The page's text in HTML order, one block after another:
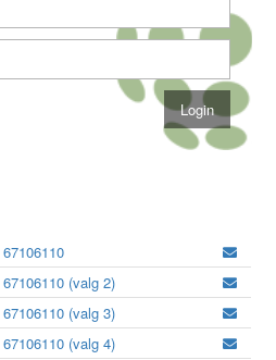
67106110
67106110 (valg 2)
67106110 (valg 3)
67106110 (valg 4)